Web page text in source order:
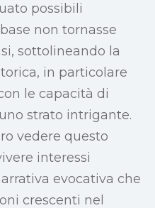
possibili
non tornasse
sottolineando la
in particolare
le capacità di
strato intrigante.
vedere questo
interessi
evocativa che
crescenti nel